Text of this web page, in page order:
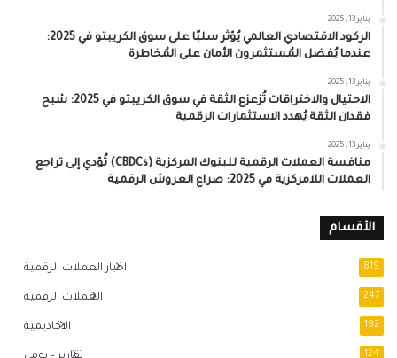
يناير 13, 2025
الركود الاقتصادي العالمي يُؤثر سلبًا على سوق الكريبتو في 2025:
عندما يُفضل المُستثمرون الأمان على المُخاطرة
يناير 13, 2025
الاحتيال والاختراقات تُزعزع الثقة في سوق الكريبتو في 2025: شبح
فقدان الثقة يُهدد الاستثمارات الرقمية
يناير 13, 2025
منافسة العملات الرقمية للبنوك المركزية (CBDCs) تُؤدي إلى تراجع
العملات اللامركزية في 2025: صراع العروش الرقمية
الأقسام
اخبار العملات الرقمية 819
العملات الرقمية 247
الاكاديمية 192
124